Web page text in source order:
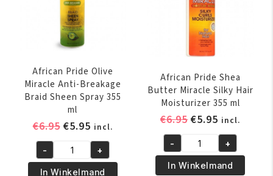
African Pride Olive
Miracle Anti-Breakage
Braid Sheen Spray 355
ml
€6.95 Oorspronkelijke
was:
€6.95.
€5.95Huidige
prijs
is:
€5.95.
incl.
African
Pride
- +
In Winkelmand
African Pride Shea
Butter Miracle Silky Hair
Moisturizer 355 ml
€6.95
was:
€6.95.
€5.95 Huidige
prijs
is:
€5.95.
incl.
African
Pride
- +
In Winkelmand